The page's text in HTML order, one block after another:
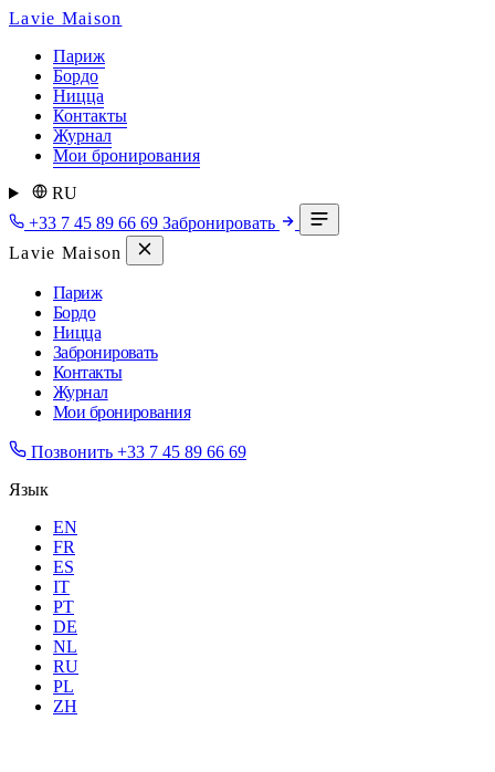
Lavie Maison
Париж
Бордо
Ницца
Контакты
Журнал
Мои бронирования
RU
+33 7 45 89 66 69 Забронировать
Lavie Maison
Париж
Бордо
Ницца
Забронировать
Контакты
Журнал
Мои бронирования
Позвонить +33 7 45 89 66 69
Язык
EN
FR
ES
IT
PT
DE
NL
RU
PL
ZH
Все
Гостей 2 гостей